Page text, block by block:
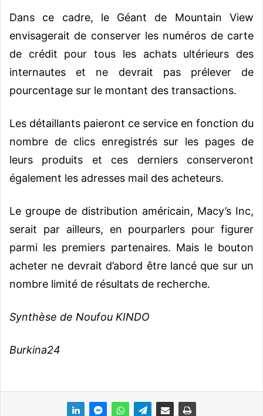
Dans ce cadre, le Géant de Mountain View
envisagerait de conserver les numéros de carte
de crédit pour tous les achats ultérieurs des
internautes et ne devrait pas prélever de
pourcentage sur le montant des transactions.
Les détaillants paieront ce service en fonction du
nombre de clics enregistrés sur les pages de
leurs produits et ces derniers conserveront
également les adresses mail des acheteurs.
Le groupe de distribution américain, Macy’s Inc,
serait par ailleurs, en pourparlers pour figurer
parmi les premiers partenaires. Mais le bouton
acheter ne devrait d’abord être lancé que sur un
nombre limité de résultats de recherche.
Synthèse de Noufou KINDO
Burkina24